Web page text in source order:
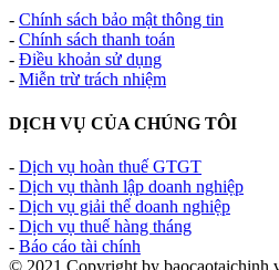
- Chính sách bảo mật thông tin
- Chính sách thanh toán
- Điều khoản sử dụng
- Miễn trừ trách nhiệm
DỊCH VỤ CỦA CHÚNG TÔI
- Dịch vụ hoàn thuế GTGT
- Dịch vụ thành lập doanh nghiệp
- Dịch vụ giải thể doanh nghiệp
- Dịch vụ thuế hàng tháng
- Báo cáo tài chính
© 2021 Copyright by